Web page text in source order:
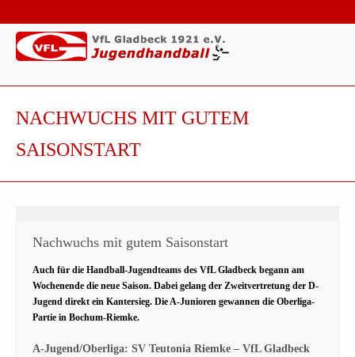
NACHWUCHS MIT GUTEM
SAISONSTART
Nachwuchs mit gutem Saisonstart
Auch für die Handball-Jugendteams des VfL Gladbeck begann am
Wochenende die neue Saison. Dabei gelang der Zweitvertretung der D-
Jugend direkt ein Kantersieg. Die A-Junioren gewannen die Oberliga-
Partie in Bochum-Riemke.
A-Jugend/Oberliga: SV Teutonia Riemke – VfL Gladbeck